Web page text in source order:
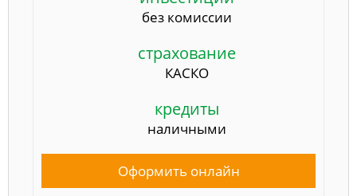
без комиссии
страхование
КАСКО
кредиты
наличными
Оформить онлайн